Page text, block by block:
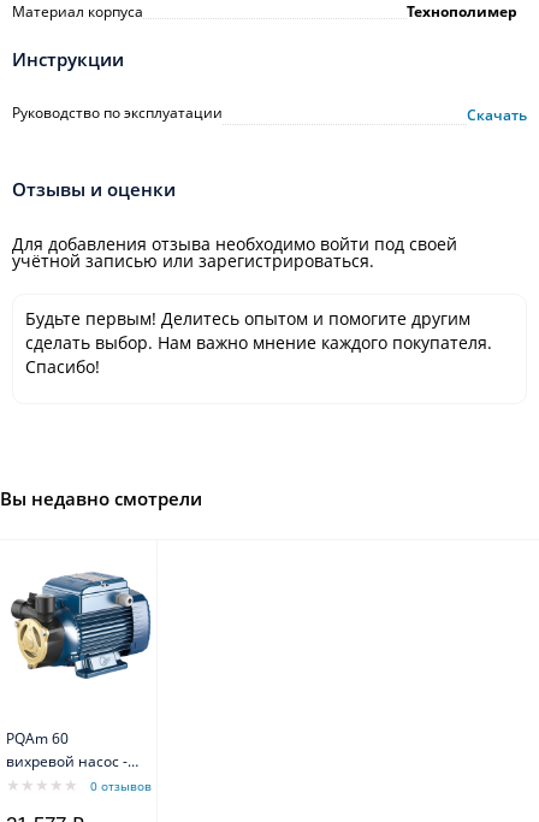
Материал корпуса
Технополимер
Инструкции
Руководство по эксплуатации Скачать
Отзывы и оценки
Для добавления отзыва необходимо войти под своей
учётной записью или зарегистрироваться.
Будьте первым! Делитесь опытом и помогите другим
сделать выбор. Нам важно мнение каждого покупателя.
Спасибо!
Вы недавно смотрели
PQAm 60
вихревой насос -
корпус из
0 отзывов